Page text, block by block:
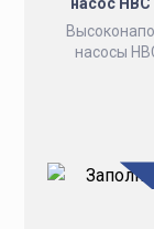
насос НВС
насосы